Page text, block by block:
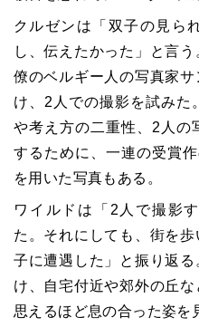
クルゼンは「双子の見ら
し、伝えたかった」と言
僚のベルギー人の写真家
け、2人での撮影を試みた
や考え方の二重性、2人の
するために、一連の受賞
を用いた写真もある。
ワイルドは「2人で撮影
た。それにしても、街を
子に遭遇した」と振り返
け、自宅付近や郊外の丘
思えるほど息の合った姿を